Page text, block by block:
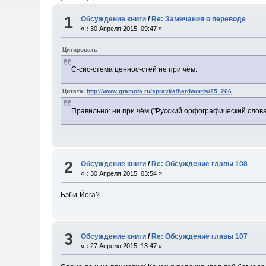
1 Обсуждение книги / Re: Замечания о переводе
« : 30 Апреля 2015, 09:47 »
Цитировать
С-сис-стема ценнос-стей не при чём.
Цитата:http://www.gramota.ru/spravka/hardwords/25_266
Правильно: ни при чём ("Русский орфографический
2 Обсуждение книги / Re: Обсуждение главы 108
« : 30 Апреля 2015, 03:54 »
Бэби-Йога?
3 Обсуждение книги / Re: Обсуждение главы 107
« : 27 Апреля 2015, 13:47 »